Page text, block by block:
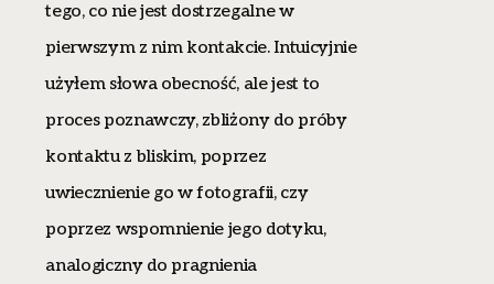
tego, co nie jest dostrzegalne w
pierwszym z nim kontakcie. Intuicyjnie
użyłem słowa obecność, ale jest to
proces poznawczy, zbliżony do próby
kontaktu z bliskim, poprzez
uwiecznienie go w fotografii, czy
poprzez wspomnienie jego dotyku,
analogiczny do pragnienia